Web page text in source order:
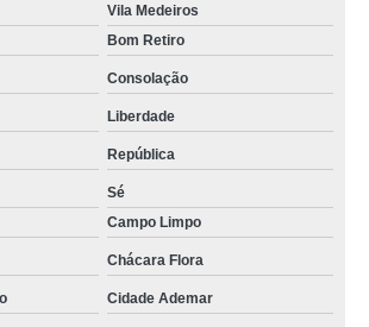
Santa Efigênia
de celular Mooca
em celular Jaguará
de celular Jaçanã
manutenção e conserto de celular Saúde
de celular Salesópolis
e conserto de celular Santo Amaro
de celular presencial Tremembé
Vila Medeiros
Bom Retiro
Consolação
Liberdade
República
Sé
Campo Limpo
Chácara Flora
Cidade Ademar